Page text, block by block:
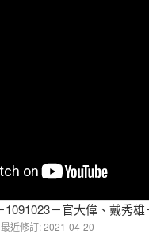
最近修訂: 2021-04-20